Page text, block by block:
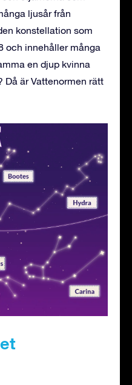
ljusår från
konstellation som
och innehåller många
en djup kvinna
Då är Vattenormen rätt